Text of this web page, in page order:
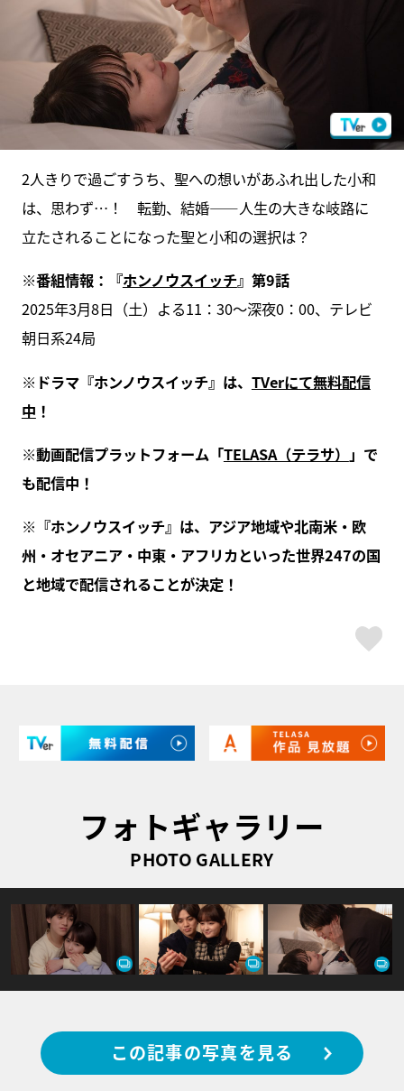
2人きりで過ごすうち、聖への想いがあふれ出した小和
は、思わず…！ 転勤、結婚――人生の大きな岐路に
立たされることになった聖と小和の選択は？
※番組情報：『ホンノウスイッチ』第9話
2025年3月8日（土）よる11：30～深夜0：00、テレビ
朝日系24局
※ドラマ『ホンノウスイッチ』は、 TVerにて無料配信
中 ！
※動画配信プラットフォーム「TELASA（テラサ） 」で
も配信中！
※『ホンノウスイッチ』は、アジア地域や北南米・欧
州・オセアニア・中東・アフリカといった世界247の国
と地域で配信されることが決定！
フォトギャラリー
PHOTO GALLERY
この記事の写真を見る